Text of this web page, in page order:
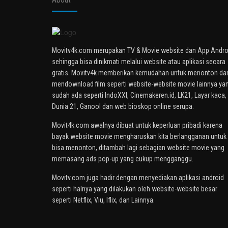
Movitv4k.com merupakan TV & Movie website dan App
sehingga bisa dinikmati melalui website atau aplikasi secara
gratis. Movitv4k memberikan kemudahan untuk menonton
mendownload film seperti website-website movie lainnya
sudah ada seperti IndoXXI, Cinemakeren.id, LK21, Layar kaca,
Dunia 21, Ganool dan web bioskop online serupa.
Movit4k.com awalnya dibuat untuk keperluan pribadi karena
bayak website movie mengharuskan kita berlangganan untuk
bisa menonton, ditambah lagi sebagian website movie yang
memasang ads pop-up yang cukup mengganggu.
Movitv.com juga hadir dengan menyediakan aplikasi android
seperti halnya yang dilakukan oleh website-website besar
seperti Netflix, Viu, Iflix, dan Lainnya.